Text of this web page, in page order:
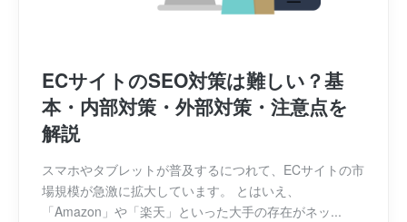
ECサイトのSEO対策は難しい？基
本・内部対策・外部対策・注意点を
解説
スマホやタブレットが普及するにつれて、ECサイトの市
場規模が急激に拡大しています。 とはいえ、
「Amazon」や「楽天」といった大手の存在がネッ...